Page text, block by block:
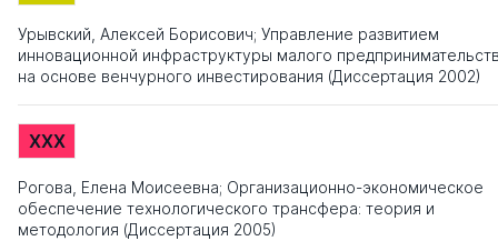
Урывский, Алексей Борисович; Управление развитием
инновационной инфраструктуры малого
на основе венчурного инвестирования (Диссертация 2002)
XXX
Рогова, Елена Моисеевна; Организационно-экономическое
обеспечение технологического трансфера: теория и
методология (Диссертация 2005)